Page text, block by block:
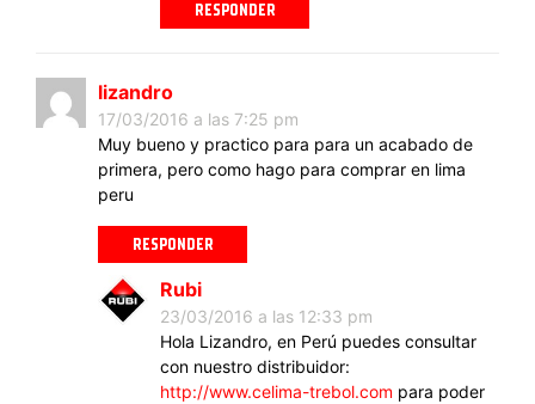
RESPONDER
lizandro
17/03/2016 a las 7:25 pm
Muy bueno y practico para para un acabado de
primera, pero como hago para comprar en lima
peru
RESPONDER
Rubi
23/03/2016 a las 12:33 pm
Hola Lizandro, en Perú puedes consultar
con nuestro distribuidor:
http://www.celima-trebol.com para poder